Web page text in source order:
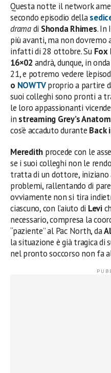
Questa notte il network
secondo episodio della
dramadi Shonda Rhimes. In
più avanti, ma non
infatti di 28 ottobre. Su Fox
16×02 andrà, dunque, in
21, e potremo vedere
o NOWTVproprio a partire
suoi colleghi sono pronti a
le loro appassionanti
in streaming Grey’s
cos’è accaduto durante Back
Meredith procede con le
se i suoi colleghi non le
tratta di un dottore,
problemi, rallentando di
ovviamente non si tira
ciascuno, con l’aiuto di Levi
necessario, compresa la
“paziente” al Pac North, da
la situazione è già tragica di
nel pronto soccorso non fa